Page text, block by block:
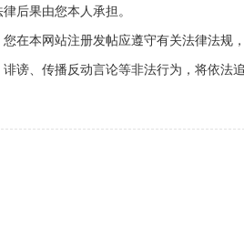
后果由您本人承担。
您在本网站注册发帖应遵守有关法律法规
诽谤、传播反动言论等非法行为，将依法